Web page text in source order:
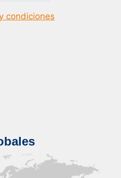
condiciones